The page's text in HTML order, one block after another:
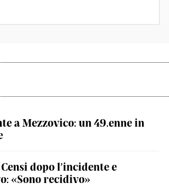
a Mezzovico: un 49.enne in
dopo l’incidente e
«Sono recidivo»